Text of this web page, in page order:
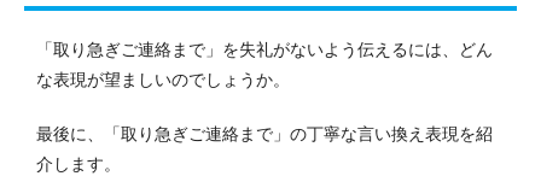
「取り急ぎご連絡まで」を失礼がないよう伝えるには、どん
な表現が望ましいのでしょうか。
最後に、「取り急ぎご連絡まで」の丁寧な言い換え表現を紹
介します。